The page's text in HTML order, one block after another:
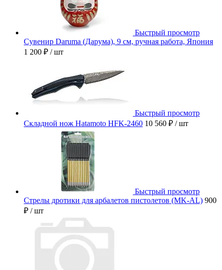
Быстрый просмотр
Сувенир Daruma (Дарума), 9 см, ручная работа, Япония
1 200 ₽ / шт
Быстрый просмотр
Складной нож Hatamoto HFK-2460 10 560 ₽ / шт
Быстрый просмотр
Стрелы дротики для арбалетов пистолетов (MK-AL) 900
₽ / шт